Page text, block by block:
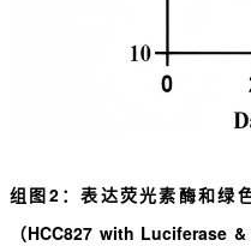
组图2：表达荧光素酶和绿
（HCC827 with Luciferase